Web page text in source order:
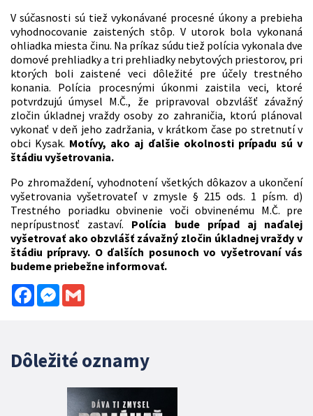
V súčasnosti sú tiež vykonávané procesné úkony a prebieha
vyhodnocovanie zaistených stôp. V utorok bola vykonaná
ohliadka miesta činu. Na príkaz súdu tiež polícia vykonala dve
domové prehliadky a tri prehliadky nebytových priestorov, pri
ktorých boli zaistené veci dôležité pre účely trestného
konania. Polícia procesnými úkonmi zaistila veci, ktoré
potvrdzujú úmysel M.Č., že pripravoval obzvlášť závažný
zločin úkladnej vraždy osoby zo zahraničia, ktorú plánoval
vykonať v deň jeho zadržania, v krátkom čase po stretnutí v
obci Kysak. Motívy, ako aj ďalšie okolnosti prípadu sú v
štádiu vyšetrovania.
Po zhromaždení, vyhodnotení všetkých dôkazov a ukončení
vyšetrovania vyšetrovateľ v zmysle § 215 ods. 1 písm. d)
Trestného poriadku obvinenie voči obvinenému M.Č. pre
neprípustnosť zastaví. Polícia bude prípad aj naďalej
vyšetrovať ako obzvlášť závažný zločin úkladnej vraždy v
štádiu prípravy. O ďalších posunoch vo vyšetrovaní vás
budeme priebežne informovať.
FacebookMessenger
Dôležité oznamy